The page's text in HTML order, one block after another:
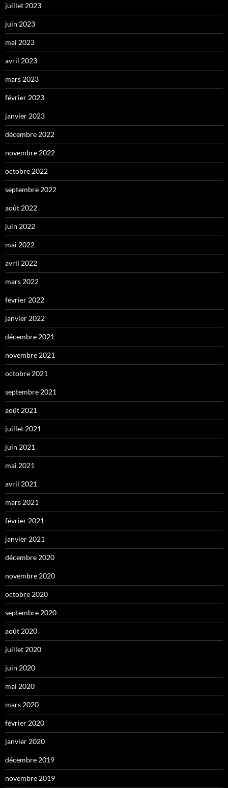
juillet 2023
juin 2023
mai 2023
avril 2023
mars 2023
février 2023
janvier 2023
décembre 2022
novembre 2022
octobre 2022
septembre 2022
août 2022
juin 2022
mai 2022
avril 2022
mars 2022
février 2022
janvier 2022
décembre 2021
novembre 2021
octobre 2021
septembre 2021
août 2021
juillet 2021
juin 2021
mai 2021
avril 2021
mars 2021
février 2021
janvier 2021
décembre 2020
novembre 2020
octobre 2020
septembre 2020
août 2020
juillet 2020
juin 2020
mai 2020
mars 2020
février 2020
janvier 2020
décembre 2019
novembre 2019